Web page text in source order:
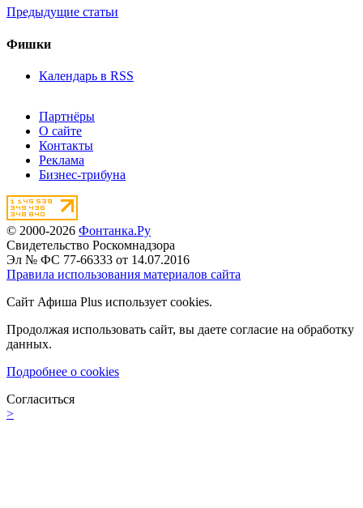
Предыдущие статьи
Фишки
Календарь в RSS
Партнёры
О сайте
Контакты
Реклама
Бизнес-трибуна
© 2000-2026 Фонтанка.Ру
Свидетельство Роскомнадзора
Эл № ФС 77-66333 от 14.07.2016
Правила использования материалов сайта
Сайт Афиша Plus использует cookies.
Продолжая использовать сайт, вы даете согласие на обработку
данных.
Подробнее о cookies
Согласиться
>